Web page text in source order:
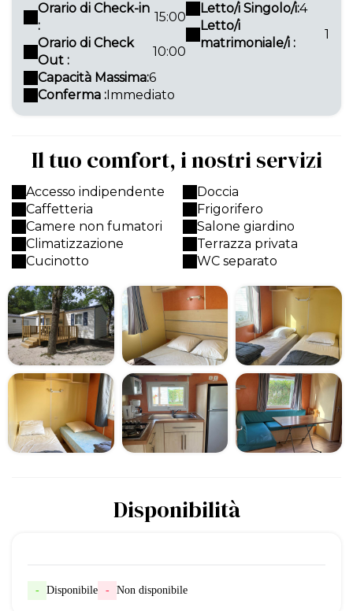
Orario di Check-in
:
15:00
Orario di Check
Out :
10:00
Capacità Massima:6
Conferma :Immediato
Letto/i Singolo/i:4
Letto/i
matrimoniale/i :
1
Il tuo comfort, i nostri servizi
Accesso indipendente
Caffetteria
Camere non fumatori
Climatizzazione
Cucinotto
Doccia
Frigorifero
Salone giardino
Terrazza privata
WC separato
Disponibilità
- Disponibile - Non disponibile